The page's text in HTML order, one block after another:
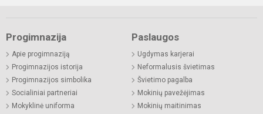
Progimnazija
Apie progimnaziją
Progimnazijos istorija
Progimnazijos simbolika
Socialiniai partneriai
Mokyklinė uniforma
Paslaugos
Ugdymas karjerai
Neformalusis švietimas
Švietimo pagalba
Mokinių pavežėjimas
Mokinių maitinimas